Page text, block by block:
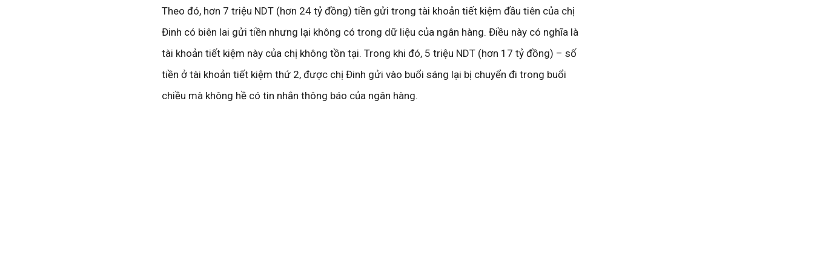
Theo đó, hơn 7 triệu NDT (hơn 24 tỷ đồng) tiền gửi trong tài khoản tiết kiệm đầu tiên của chị
Đinh có biên lai gửi tiền nhưng lại không có trong dữ liệu của ngân hàng. Điều này có nghĩa là
tài khoản tiết kiệm này của chị không tồn tại. Trong khi đó, 5 triệu NDT (hơn 17 tỷ đồng) – số
tiền ở tài khoản tiết kiệm thứ 2, được chị Đinh gửi vào buổi sáng lại bị chuyển đi trong buổi
chiều mà không hề có tin nhắn thông báo của ngân hàng.